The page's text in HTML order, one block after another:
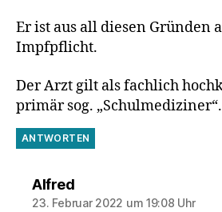
Er ist aus all diesen Gründen
Impfpflicht.
Der Arzt gilt als fachlich
primär sog. „Schulmediziner“.
ANTWORTEN
Alfredsagt:
23. Februar 2022 um 19:08 Uhr